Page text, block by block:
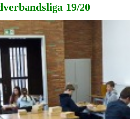
19/20